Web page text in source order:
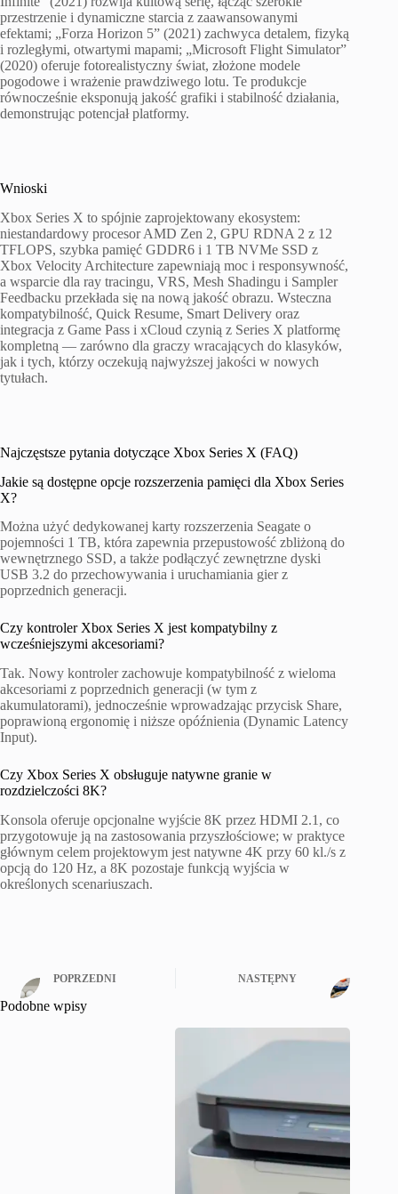
przestrzenie i dynamiczne starcia z zaawansowanymi
efektami; „Forza Horizon 5” (2021) zachwyca detalem, fizyką
i rozległymi, otwartymi mapami; „Microsoft Flight Simulator”
(2020) oferuje fotorealistyczny świat, złożone modele
pogodowe i wrażenie prawdziwego lotu. Te produkcje
równocześnie eksponują jakość grafiki i stabilność działania,
demonstrując potencjał platformy.
Wnioski
Xbox Series X to spójnie zaprojektowany ekosystem:
niestandardowy procesor AMD Zen 2, GPU RDNA 2 z 12
TFLOPS, szybka pamięć GDDR6 i 1 TB NVMe SSD z
Xbox Velocity Architecture zapewniają moc i responsywność,
a wsparcie dla ray tracingu, VRS, Mesh Shadingu i Sampler
Feedbacku przekłada się na nową jakość obrazu. Wsteczna
kompatybilność, Quick Resume, Smart Delivery oraz
integracja z Game Pass i xCloud czynią z Series X platformę
kompletną — zarówno dla graczy wracających do klasyków,
jak i tych, którzy oczekują najwyższej jakości w nowych
tytułach.
Najczęstsze pytania dotyczące Xbox Series X (FAQ)
Jakie są dostępne opcje rozszerzenia pamięci dla Xbox Series
X?
Można użyć dedykowanej karty rozszerzenia Seagate o
pojemności 1 TB, która zapewnia przepustowość zbliżoną do
wewnętrznego SSD, a także podłączyć zewnętrzne dyski
USB 3.2 do przechowywania i uruchamiania gier z
poprzednich generacji.
Czy kontroler Xbox Series X jest kompatybilny z
wcześniejszymi akcesoriami?
Tak. Nowy kontroler zachowuje kompatybilność z wieloma
akcesoriami z poprzednich generacji (w tym z
akumulatorami), jednocześnie wprowadzając przycisk Share,
poprawioną ergonomię i niższe opóźnienia (Dynamic Latency
Input).
Czy Xbox Series X obsługuje natywne granie w
rozdzielczości 8K?
Konsola oferuje opcjonalne wyjście 8K przez HDMI 2.1, co
przygotowuje ją na zastosowania przyszłościowe; w praktyce
głównym celem projektowym jest natywne 4K przy 60 kl./s z
opcją do 120 Hz, a 8K pozostaje funkcją wyjścia w
określonych scenariuszach.
POPRZEDNI NASTĘPNY
Podobne wpisy